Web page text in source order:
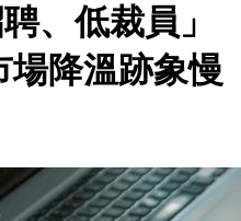
、低裁員」
場降溫跡象慢